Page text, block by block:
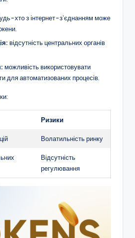
хто з інтернет-з’єднанням може
відсутність центральних органів
можливість використовувати
для автоматизованих процесів.
Ризики
Волатильність ринку
Відсутність
регулювання